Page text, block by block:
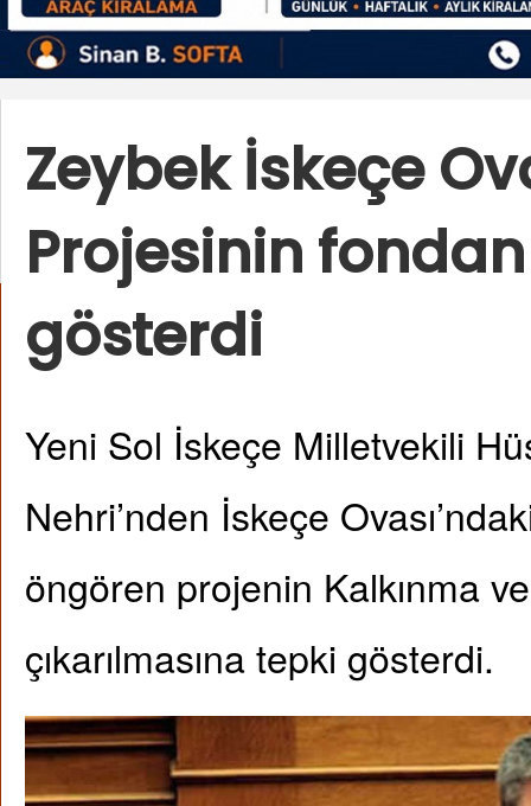
Zeybek İskeçe
Projesinin
gösterdi
Yeni Sol İskeçe Milletvekili
Nehri’nden İskeçe
öngören projenin Kalkınma
çıkarılmasına tepki gösterdi.